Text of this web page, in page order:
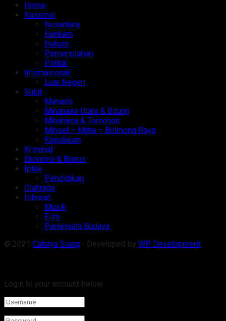
Home
Nasional
Nusantara
Hankam
Hukum
Pemerintahan
Politik
Internasional
Luar Negeri
Sulut
Manado
Minahasa Utara & Bitung
Minahasa & Tomohon
Minsel – Mitra – Bolmong Raya
Kepulauan
Kriminal
Ekonomi & Bisnis
Iptek
Pendidikan
Olahraga
Hiburan
Musik
Film
Pariwisata Budaya
© 2021 Cahaya Siang - Developed by WP Development.
Login to your account below